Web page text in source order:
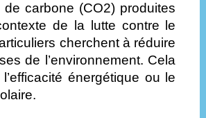
carbone (CO2) produites
de la lutte contre le
cherchent à réduire
de l’environnement. Cela
énergétique ou le